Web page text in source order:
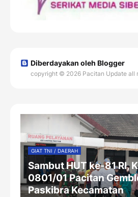
Diberdayakan oleh Blogger
copyright © 2026 Pacitan Update all
GIAT TNI / DAERAH
Sambut HUT ke-81 RI,
0801/01 Pacitan
Paskibra Kecamatan